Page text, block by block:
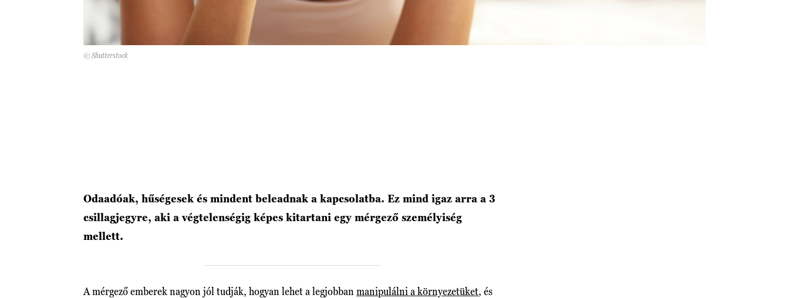
© Shutterstock
Odaadóak, hűségesek és mindent beleadnak a kapcsolatba. Ez mind igaz arra a 3
csillagjegyre, aki a végtelenségig képes kitartani egy mérgező személyiség
mellett.
A mérgező emberek nagyon jól tudják, hogyan lehet a legjobban manipulálni a környezetüket, és